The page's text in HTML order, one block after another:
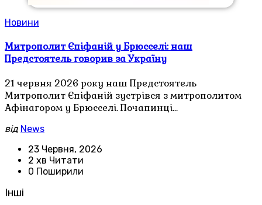
Новини
Митрополит Єпіфаній у Брюсселі: наш
Предстоятель говорив за Україну
21 червня 2026 року наш Предстоятель
Митрополит Єпіфаній зустрівся з митрополитом
Афінагором у Брюсселі. Почапинці…
від News
23 Червня, 2026
2 хв Читати
0 Поширили
Інші